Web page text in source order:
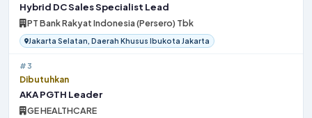
Hybrid DC Sales Specialist Lead
PT Bank Rakyat Indonesia (Persero) Tbk
Jakarta Selatan, Daerah Khusus Ibukota Jakarta
#3
Dibutuhkan
AKA PGTH Leader
GE HEALTHCARE